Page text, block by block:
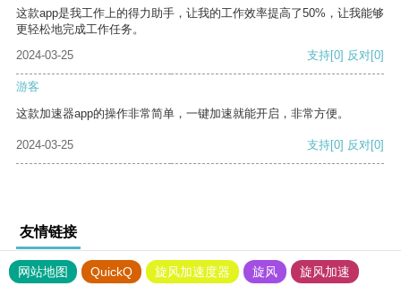
这款app是我工作上的得力助手，让我的工作效率提高了50%，让我能够
更轻松地完成工作任务。
2024-03-25
支持[0] 反对[0]
游客
这款加速器app的操作非常简单，一键加速就能开启，非常方便。
2024-03-25 支持[0] 反对[0]
友情链接
网站地图 QuickQ 旋风加速度器 旋风 旋风加速